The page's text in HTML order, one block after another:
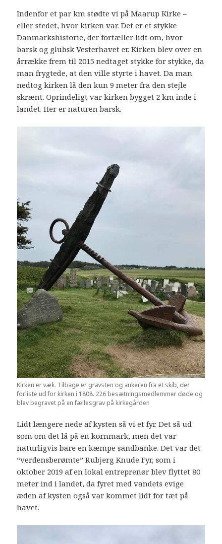
Indenfor et par km stødte vi på Maarup Kirke –
eller stedet, hvor kirken var. Det er et stykke
Danmarkshistorie, der fortæller lidt om, hvor
barsk og glubsk Vesterhavet er. Kirken blev over en
årrække frem til 2015 nedtaget stykke for stykke, da
man frygtede, at den ville styrte i havet. Da man
nedtog kirken lå den kun 9 meter fra den stejle
skrænt. Oprindeligt var kirken bygget 2 km inde i
landet. Her er naturen barsk.
Kirken er væk. Tilbage er gravsten og ankeren fra et skib, der
forliste ud for kirken i 1808. 226 besætningsmedlemmer døde og
blev begravet på en fællesgrav på kirkegården
Lidt længere nede af kysten så vi et fyr. Det så ud
som om det lå på en kornmark, men det var
naturligvis bare en kæmpe sandbanke. Det var det
“verdensberømte” Rubjerg Knude Fyr, som i
oktober 2019 af en lokal entreprenør blev flyttet 80
meter ind i landet, da fyret med vandets evige
æden af kysten også var kommet lidt for tæt på
havet.